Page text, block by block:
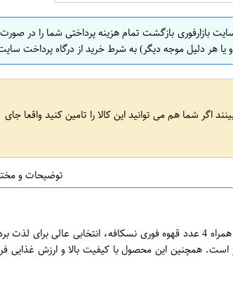
بازارفوری بازگشت تمام هزینه پرداختی شما را در
هر دلیل موجه دیگر) به شرط خرید از درگاه پرداخت
اگر شما هم می توانید این کالا را تامین کنید واقعا جای
توضیحات و
است. همچنین این محصول با کیفیت بالا و ارزش غذایی